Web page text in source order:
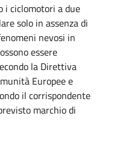
i ciclomotori a due
solo in assenza di
nevosi in
essere
la Direttiva
Europee e
il corrispondente
marchio di